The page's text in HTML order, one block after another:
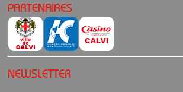
PARTENAIRES
NEWSLETTER